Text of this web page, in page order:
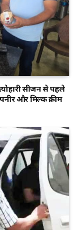
सीजन से पहले
और मिल्क क्रीम